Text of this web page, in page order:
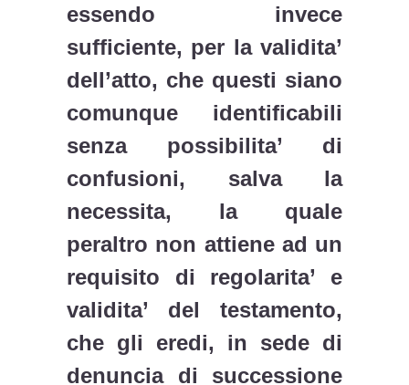
essendo invece
sufficiente, per la validita’
dell’atto, che questi siano
comunque identificabili
senza possibilita’ di
confusioni, salva la
necessita, la quale
peraltro non attiene ad un
requisito di regolarita’ e
validita’ del testamento,
che gli eredi, in sede di
denuncia di successione